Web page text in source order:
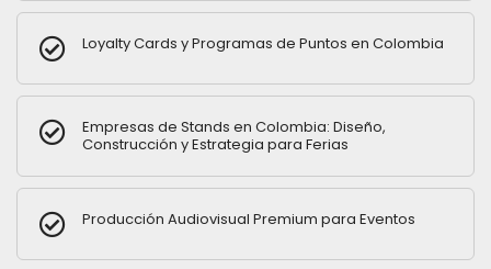
Loyalty Cards y Programas de Puntos en Colombia
Empresas de Stands en Colombia: Diseño,
Construcción y Estrategia para Ferias
Producción Audiovisual Premium para Eventos